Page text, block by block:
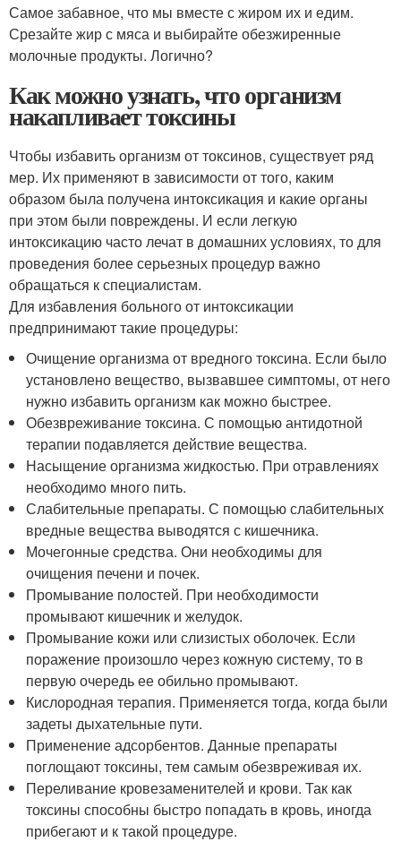
Самое забавное, что мы вместе с жиром их и едим.
Срезайте жир с мяса и выбирайте обезжиренные
молочные продукты. Логично?
Как можно узнать, что организм
накапливает токсины
Чтобы избавить организм от токсинов, существует ряд
мер. Их применяют в зависимости от того, каким
образом была получена интоксикация и какие органы
при этом были повреждены. И если легкую
интоксикацию часто лечат в домашних условиях, то для
проведения более серьезных процедур важно
обращаться к специалистам.
Для избавления больного от интоксикации
предпринимают такие процедуры:
Очищение организма от вредного токсина. Если было
установлено вещество, вызвавшее симптомы, от него
нужно избавить организм как можно быстрее.
Обезвреживание токсина. С помощью антидотной
терапии подавляется действие вещества.
Насыщение организма жидкостью. При отравлениях
необходимо много пить.
Слабительные препараты. С помощью слабительных
вредные вещества выводятся с кишечника.
Мочегонные средства. Они необходимы для
очищения печени и почек.
Промывание полостей. При необходимости
промывают кишечник и желудок.
Промывание кожи или слизистых оболочек. Если
поражение произошло через кожную систему, то в
первую очередь ее обильно промывают.
Кислородная терапия. Применяется тогда, когда были
задеты дыхательные пути.
Применение адсорбентов. Данные препараты
поглощают токсины, тем самым обезвреживая их.
Переливание кровезаменителей и крови. Так как
токсины способны быстро попадать в кровь, иногда
прибегают и к такой процедуре.